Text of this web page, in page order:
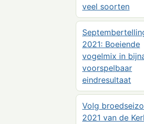
veel soorten
2021: Boeiende
vogelmix in
voorspelbaar
eindresultaat
Volg
2021 van de